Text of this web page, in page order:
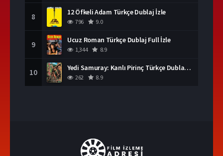
8 12 Öfkeli Adam Türkçe Dublaj İzle
796 9.0
9 Ucuz Roman Türkçe Dublaj Full İzle
1,344 8.9
10 Yedi Samuray: Kanlı Pirinç Türkçe Dublaj İzle
262 8.9